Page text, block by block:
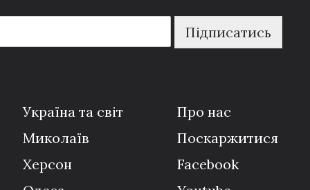
Підписатись
Україна та світ
Миколаїв
Херсон
Про нас
Поскаржитися
Facebook